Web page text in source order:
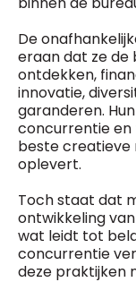
De
eraan dat ze
ontdekken,
innovatie,
garanderen.
concurrentie
beste creatieve
oplevert.
Toch staat dat
ontwikkeling
wat leidt tot
concurrentie
deze praktijken
Vragen ?